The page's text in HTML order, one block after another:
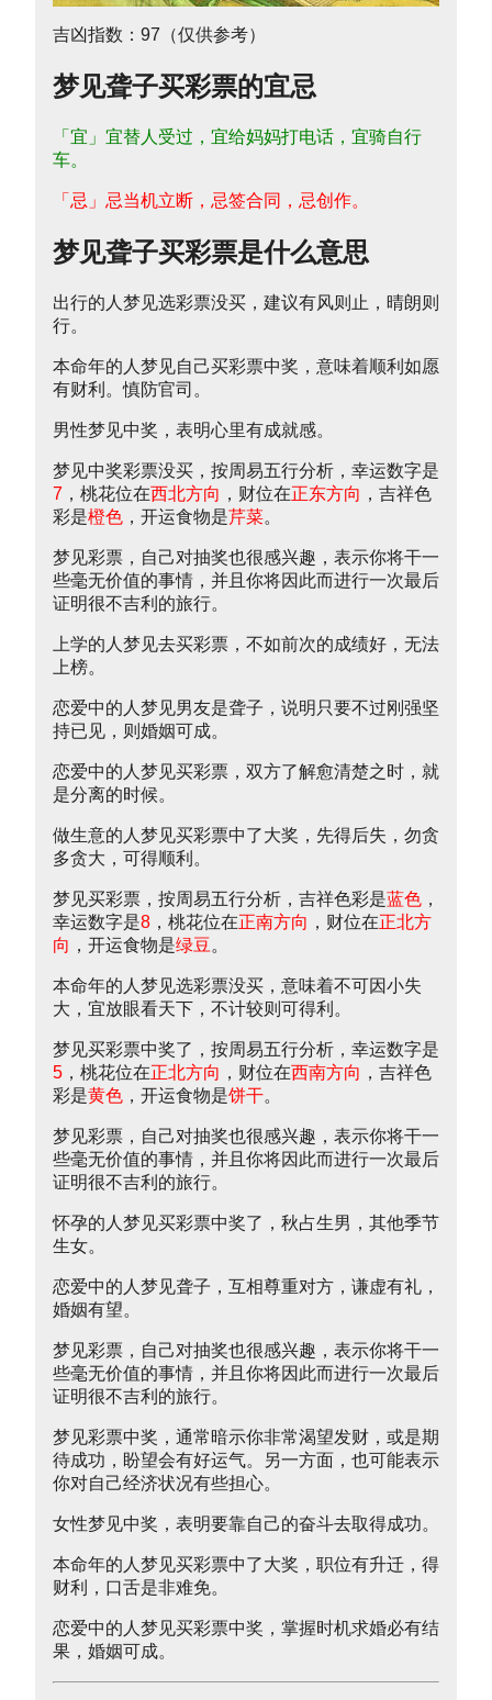
吉凶指数：97（仅供参考）
梦见聋子买彩票的宜忌
「宜」宜替人受过，宜给妈妈打电话，宜骑自行
车。
「忌」忌当机立断，忌签合同，忌创作。
梦见聋子买彩票是什么意思
出行的人梦见选彩票没买，建议有风则止，晴朗则
行。
本命年的人梦见自己买彩票中奖，意味着顺利如愿
有财利。慎防官司。
男性梦见中奖，表明心里有成就感。
梦见中奖彩票没买，按周易五行分析，幸运数字是
7 ，桃花位在西北方向 ，财位在正东方向 ，吉祥色
彩是橙色 ，开运食物是芹菜。
梦见彩票，自己对抽奖也很感兴趣，表示你将干一
些毫无价值的事情，并且你将因此而进行一次最后
证明很不吉利的旅行。
上学的人梦见去买彩票，不如前次的成绩好，无法
上榜。
恋爱中的人梦见男友是聋子，说明只要不过刚强坚
持已见，则婚姻可成。
恋爱中的人梦见买彩票，双方了解愈清楚之时，就
是分离的时候。
做生意的人梦见买彩票中了大奖，先得后失，勿贪
多贪大，可得顺利。
梦见买彩票，按周易五行分析，吉祥色彩是蓝色 ，
幸运数字是8 ，桃花位在正南方向 ，财位在正北方
向 ，开运食物是绿豆。
本命年的人梦见选彩票没买，意味着不可因小失
大，宜放眼看天下，不计较则可得利。
梦见买彩票中奖了，按周易五行分析，幸运数字是
5 ，桃花位在正北方向 ，财位在西南方向 ，吉祥色
彩是黄色 ，开运食物是饼干。
梦见彩票，自己对抽奖也很感兴趣，表示你将干一
些毫无价值的事情，并且你将因此而进行一次最后
证明很不吉利的旅行。
怀孕的人梦见买彩票中奖了，秋占生男，其他季节
生女。
恋爱中的人梦见聋子，互相尊重对方，谦虚有礼，
婚姻有望。
梦见彩票，自己对抽奖也很感兴趣，表示你将干一
些毫无价值的事情，并且你将因此而进行一次最后
证明很不吉利的旅行。
梦见彩票中奖，通常暗示你非常渴望发财，或是期
待成功，盼望会有好运气。另一方面，也可能表示
你对自己经济状况有些担心。
女性梦见中奖，表明要靠自己的奋斗去取得成功。
本命年的人梦见买彩票中了大奖，职位有升迁，得
财利，口舌是非难免。
恋爱中的人梦见买彩票中奖，掌握时机求婚必有结
果，婚姻可成。